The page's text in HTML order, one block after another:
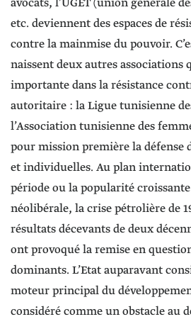
avocats, l’UGET (union générale
etc. deviennent des espaces de
contre la mainmise du pouvoir.
naissent deux autres associations
importante dans la résistance
autoritaire : la Ligue tunisienne
l’Association tunisienne des
pour mission première la défense
et individuelles. Au plan
période ou la popularité
néolibérale, la crise pétrolière de
résultats décevants de deux
ont provoqué la remise en
dominants. L’Etat auparavant
moteur principal du
considéré comme un obstacle au